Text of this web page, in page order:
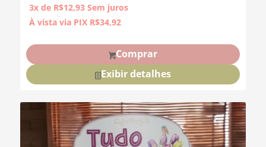
3x de R$12,93 Sem juros
À vista via PIX R$34,92
Comprar
Exibir detalhes